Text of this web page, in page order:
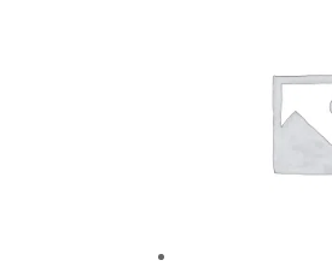
2,125.00€